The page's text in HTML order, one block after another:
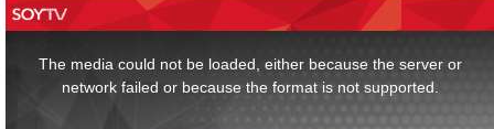
The media could not be loaded, either because the server or
network failed or because the format is not supported.